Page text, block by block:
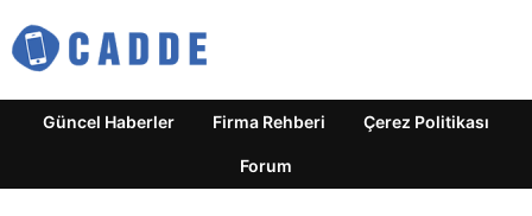
Güncel Haberler Firma Rehberi Çerez Politikası
Forum